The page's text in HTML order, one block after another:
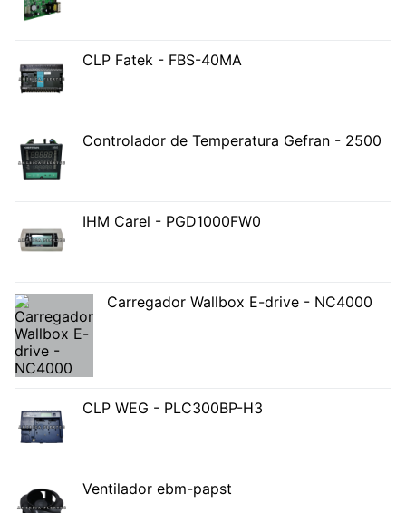
CLP Fatek - FBS-40MA
Controlador de Temperatura Gefran - 2500
IHM Carel - PGD1000FW0
Carregador Wallbox E-drive - NC4000
CLP WEG - PLC300BP-H3
Ventilador ebm-papst